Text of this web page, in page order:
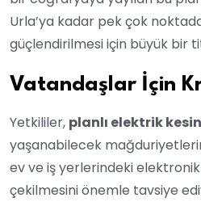
Urla’ya kadar pek çok
güçlendirilmesi için büyük bir
Vatandaşlar İçin
Yetkililer, planlı elektrik
yaşanabilecek
ev ve iş yerlerindeki
çekilmesini önemle tavsiye